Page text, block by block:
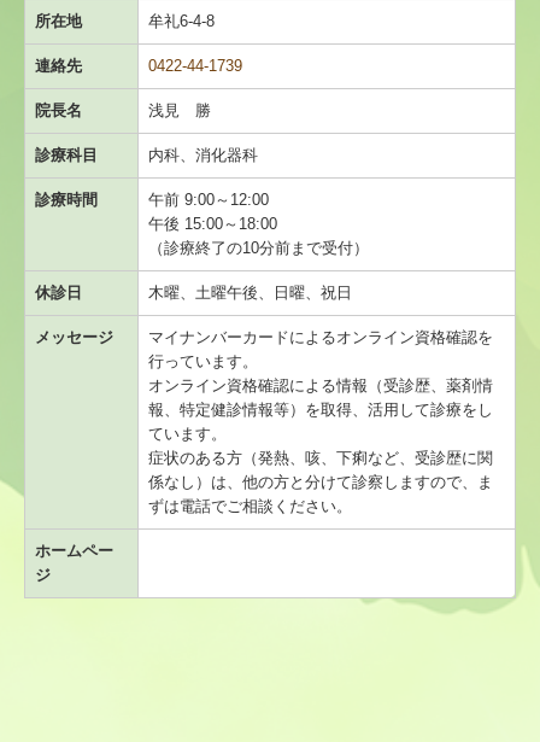
科目名から探す
施設名から探す
地域名から探す
災害時の医療体制について
医療機関限定
医療機関情報新規登録・変更フォーム
救急医療機関
所在地 牟礼6-4-8
連絡先 0422-44-1739
院長名 浅見 勝
診療科目 内科、消化器科
診療時間
午前 9:00～12:00
午後 15:00～18:00
（診療終了の10分前まで受付）
休診日 木曜、土曜午後、日曜、祝日
メッセージ
マイナンバーカードによるオンライン資格確認を
行っています。
オンライン資格確認による情報（受診歴、薬剤情
報、特定健診情報等）を取得、活用して診療をし
ています。
症状のある方（発熱、咳、下痢など、受診歴に関
係なし）は、他の方と分けて診察しますので、ま
ずは電話でご相談ください。
ホームペー
ジ